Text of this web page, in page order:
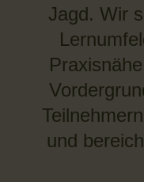
Jagd. Wir
und